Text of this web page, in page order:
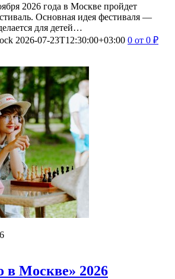
2026 года в Москве пройдет
Основная идея фестиваля —
для детей…
2026-07-23T12:30:00+03:00 0 от 0 ₽
в Москве» 2026